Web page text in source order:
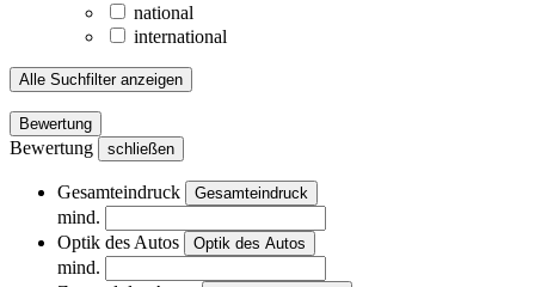
national
international
Alle Suchfilter anzeigen
Bewertung
Bewertung schließen
Gesamteindruck Gesamteindruck
mind.
Optik des Autos
Optik des Autos
mind.